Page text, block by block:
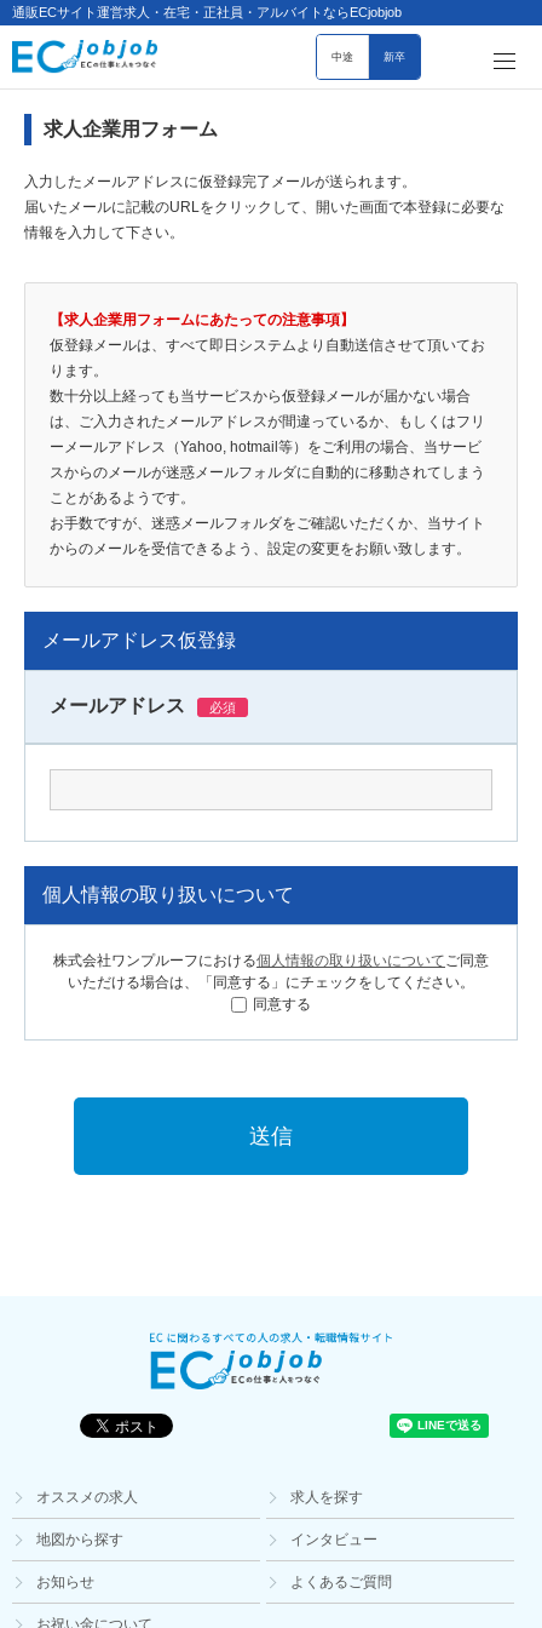
通販ECサイト運営求人・在宅・正社員・アルバイトならECjobjob
中途 新卒
求人企業用フォーム
入力したメールアドレスに仮登録完了メールが送られます。
届いたメールに記載のURLをクリックして、開いた画面で本登録に必要な
情報を入力して下さい。
【求人企業用フォームにあたっての注意事項】
仮登録メールは、すべて即日システムより自動送信させて頂いてお
ります。
数十分以上経っても当サービスから仮登録メールが届かない場合
は、ご入力されたメールアドレスが間違っているか、もしくはフリ
ーメールアドレス（Yahoo, hotmail等）をご利用の場合、当サービ
スからのメールが迷惑メールフォルダに自動的に移動されてしまう
ことがあるようです。
お手数ですが、迷惑メールフォルダをご確認いただくか、当サイト
からのメールを受信できるよう、設定の変更をお願い致します。
メールアドレス仮登録
メールアドレス 必須
個人情報の取り扱いについて
株式会社ワンプルーフにおける個人情報の取り扱いについてご同意
いただける場合は、「同意する」にチェックをしてください。
同意する
送信
オススメの求人 求人を探す
地図から探す インタビュー
お知らせ よくあるご質問
お祝い金について